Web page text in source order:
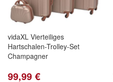
vidaXL Vierteiliges
Hartschalen-Trolley-Set
Champagner
99,99 €